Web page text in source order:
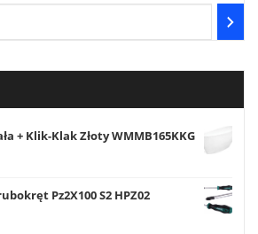
+ Klik-Klak Złoty WMMB165KKG
Pz2X100 S2 HPZ02